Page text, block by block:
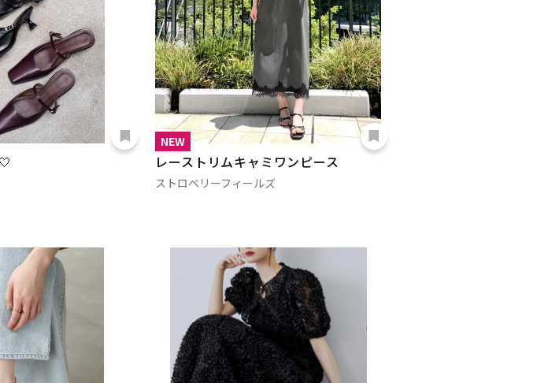
NEW
レーストリムキャミワンピース
ストロベリーフィールズ